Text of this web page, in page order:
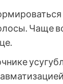
Чаще